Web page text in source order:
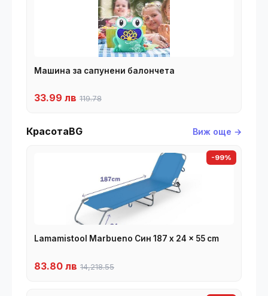
Машина за сапунени балончета
33.99 лв 119.78
КрасотаBG Виж още →
-99%
Lamamistool Marbueno Син 187 x 24 x 55 cm
83.80 лв 14,218.55